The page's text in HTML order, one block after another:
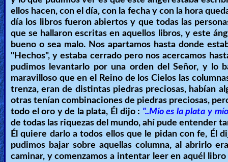
Warfare
Revelations
Testimonies
Evangelism
ellos hacen, con el día, con la fecha y con la hora
día los libros fueron abiertos y que todas las
que se hallaron escritas en aquellos libros, y este
bueno o sea malo. Nos apartamos hasta donde
"Hechos", y estaba cerrado pero nos acercamos
pudimos levantarlo por una orden del Señor, y lo
maravilloso que en el Reino de los Cielos las
trenza, eran de distintas piedras preciosas, habían
otras tenían combinaciones de piedras preciosas,
todo el oro y de la plata, Él dijo : "..Mío es la plata y
de todas las riquezas del mundo, ahí pude entender
Él quiere darlo a todos ellos que le pidan con fe, Él
pudimos bajar sobre aquellas columna, al abrirlo
caminar, y comenzamos a intentar leer en aquél